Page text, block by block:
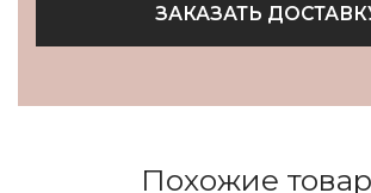
ЗАКАЗАТЬ
Похожие